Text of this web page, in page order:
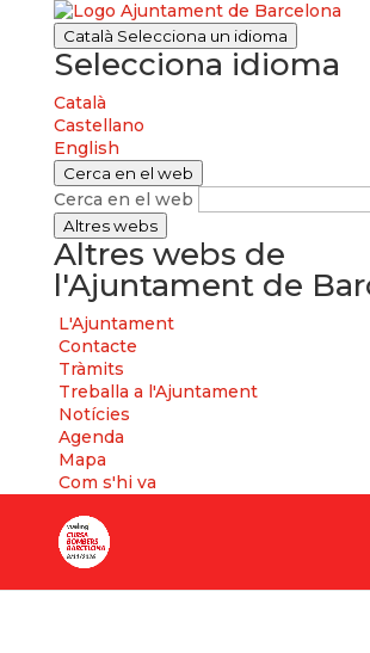
Català Selecciona un idioma
Selecciona idioma
Català
Castellano
English
Cerca en el web
Cerca en el web
Altres webs
Altres webs de
l'Ajuntament de
L'Ajuntament
Contacte
Tràmits
Treballa a l'Ajuntament
Notícies
Agenda
Mapa
Com s'hi va